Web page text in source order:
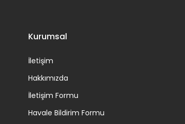
Kurumsal
İletişim
Hakkımızda
İletişim Formu
Havale Bildirim Formu